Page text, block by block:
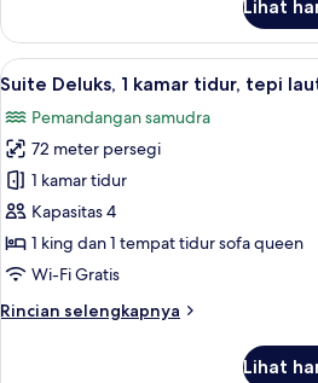
Suite
Deluks,
1
tidur
Lihat
Lihat
semua
foto
untuk
Suite
Deluks,
1
kamar
tepi
8
Suite Deluks, 1 kamar tidur, tepi
Pemandangan samudra
72 meter persegi
1 kamar tidur
Kapasitas 4
1 king dan 1 tempat tidur sofa queen
Wi-Fi Gratis
Rincian selengkapnya
Rincian
Lihat